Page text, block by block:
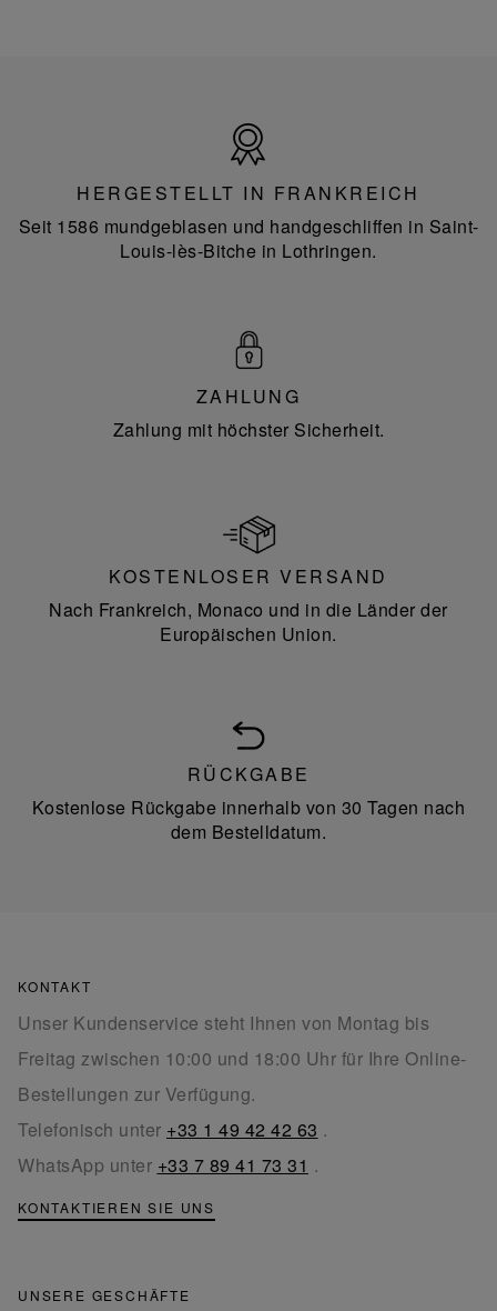
Frankreich
HERGESTELLT IN FRANKREICH
Seit 1586 mundgeblasen und handgeschliffen in Saint-
Louis-lès-Bitche in Lothringen.
ZAHLUNG
Zahlung mit höchster Sicherheit.
KOSTENLOSER VERSAND
Nach Frankreich, Monaco und in die Länder der
Europäischen Union.
RÜCKGABE
Kostenlose Rückgabe innerhalb von 30 Tagen nach
dem Bestelldatum.
KONTAKT
Unser Kundenservice steht Ihnen von Montag bis
Freitag zwischen 10:00 und 18:00 Uhr für Ihre Online-
Bestellungen zur Verfügung.
Telefonisch unter +33 1 49 42 42 63 .
WhatsApp unter +33 7 89 41 73 31 .
KONTAKTIEREN SIE UNS
UNSERE GESCHÄFTE